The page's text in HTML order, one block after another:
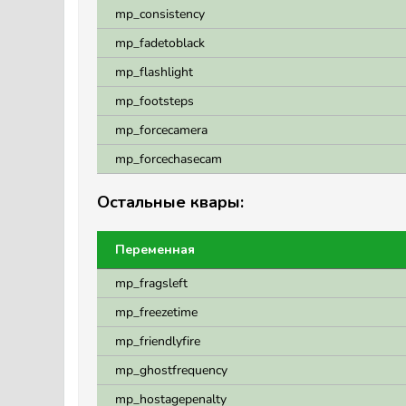
mp_consistency
mp_fadetoblack
mp_flashlight
mp_footsteps
mp_forcecamera
mp_forcechasecam
Остальные квары:
Переменная
mp_fragsleft
mp_freezetime
mp_friendlyfire
mp_ghostfrequency
mp_hostagepenalty